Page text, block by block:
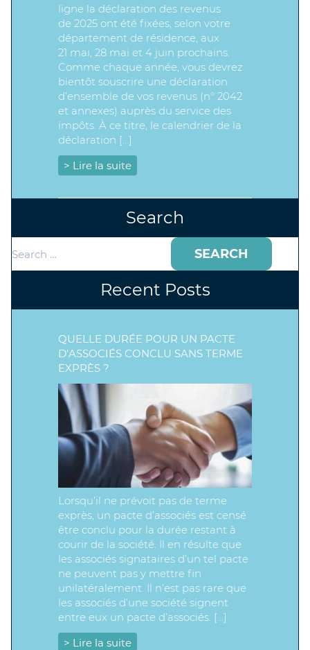
ligne la déclaration des revenus
de 2025 ont été fixées, selon votre
département de résidence, aux
21 mai, 28 mai et 4 juin prochains.
Comme chaque année, vous devrez
bientôt souscrire une déclaration
d’ensemble de vos revenus (n° 2042
et annexes) auprès du service des
impôts. À ce titre, le calendrier de la
déclaration […]
> Lire la suite
Search
for:
Recent Posts
QUELLE DURÉE POUR UN PACTE
D’ASSOCIÉS CONCLU SANS TERME
EXPRÈS ?
Lorsqu’il ne prévoit pas de terme
exprès, un pacte d’associés est censé
être conclu pour la durée restant à
courir de la société. Il en résulte que
les associés signataires d’un tel pacte
ne peuvent pas y mettre fin
unilatéralement. Il n’est pas rare que
les associés d’une société signent
entre eux un pacte d’associés. […]
> Lire la suite